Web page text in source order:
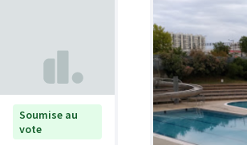
Soumise au
vote